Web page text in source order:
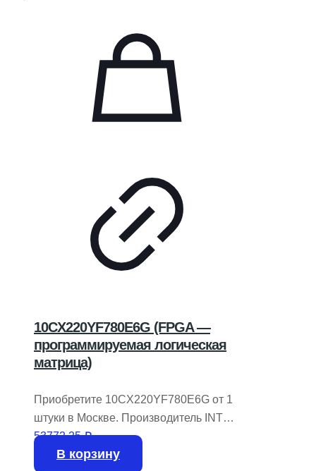
10CX220YF780E6G (FPGA —
программируемая логическая
матрица)
Приобретите 10CX220YF780E6G от 1
штуки в Москве. Производитель INTEL
/ ALTERA.
На складе доступно 133 шт.
53772,25₽
В корзину